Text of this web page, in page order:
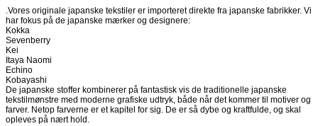
.Vores originale japanske tekstiler er importeret direkte fra japanske fabrikker. Vi
har fokus på de japanske mærker og designere:
Kokka
Sevenberry
Kei
Itaya Naomi
Echino
Kobayashi
De japanske stoffer kombinerer på fantastisk vis de traditionelle japanske
tekstilmønstre med moderne grafiske udtryk, både når det kommer til motiver og
farver. Netop farverne er et kapitel for sig. De er så dybe og kraftfulde, og skal
opleves på nært hold.